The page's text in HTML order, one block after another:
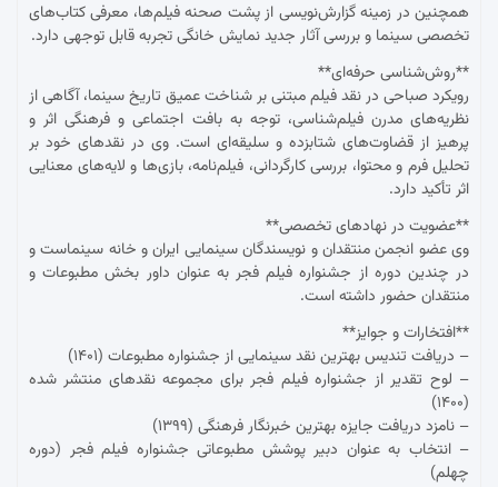
همچنین در زمینه گزارش‌نویسی از پشت صحنه فیلم‌ها، معرفی کتاب‌های
تخصصی سینما و بررسی آثار جدید نمایش خانگی تجربه قابل توجهی دارد.
**روش‌شناسی حرفه‌ای**
رویکرد صباحی در نقد فیلم مبتنی بر شناخت عمیق تاریخ سینما، آگاهی از
نظریه‌های مدرن فیلم‌شناسی، توجه به بافت اجتماعی و فرهنگی اثر و
پرهیز از قضاوت‌های شتابزده و سلیقه‌ای است. وی در نقدهای خود بر
تحلیل فرم و محتوا، بررسی کارگردانی، فیلم‌نامه، بازی‌ها و لایه‌های معنایی
اثر تأکید دارد.
**عضویت در نهادهای تخصصی**
وی عضو انجمن منتقدان و نویسندگان سینمایی ایران و خانه سینماست و
در چندین دوره از جشنواره فیلم فجر به عنوان داور بخش مطبوعات و
منتقدان حضور داشته است.
**افتخارات و جوایز**
– دریافت تندیس بهترین نقد سینمایی از جشنواره مطبوعات (۱۴۰۱)
– لوح تقدیر از جشنواره فیلم فجر برای مجموعه نقدهای منتشر شده
(۱۴۰۰)
– نامزد دریافت جایزه بهترین خبرنگار فرهنگی (۱۳۹۹)
– انتخاب به عنوان دبیر پوشش مطبوعاتی جشنواره فیلم فجر (دوره
چهلم)